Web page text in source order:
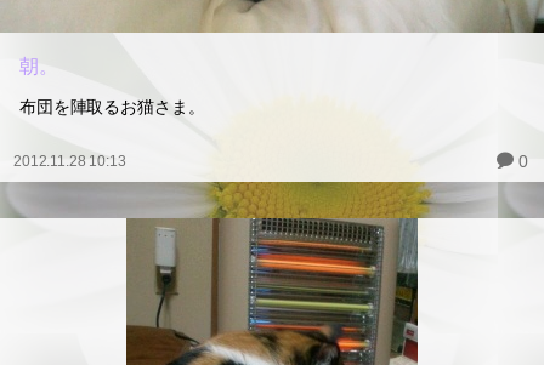
朝。
布団を陣取るお猫さま。
2012.11.28 10:13 0